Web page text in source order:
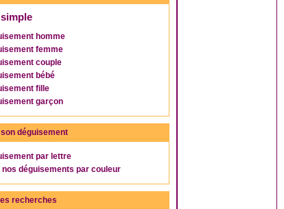
homme
femme
couple
bébé
fille
garçon
déguisement
par lettre
nos déguisements par couleur
recherches